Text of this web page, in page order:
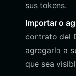
sus tokens.
Importar o
contrato del
agregarlo a
que sea